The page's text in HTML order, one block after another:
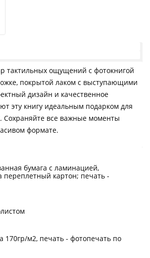
тактильных ощущений с фотокнигой
покрытой лаком с выступающими
дизайн и качественное
эту книгу идеальным подарком для
Сохраняйте все важные моменты
формате.
бумага с ламинацией,
переплетный картон; печать -
170гр/м2, печать - фотопечать по